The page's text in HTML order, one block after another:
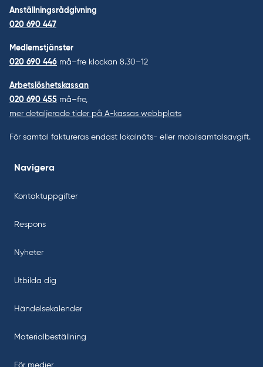
Anställningsrådgivning
020 690 447
Medlemstjänster
020 690 446 må–fre klockan 8.30–12
Arbetslöshetskassan
020 690 455 må–fre,
mer detaljerade tider på A-kassas webbplats
För samtal faktureras endast lokalnäts- eller mobilsamtalsavgift.
Navigera
Kontaktuppgifter
Respons
Nyheter
Utbilda dig
Händelsekalender
Materialbeställning
För medier